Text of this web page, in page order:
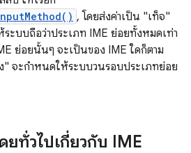
, โดยส่งค่าเป็น "เท็จ"
ะบบถือว่าประเภท IME ย่อยทั้งหมดเท่า
ย่อยนั้นๆ จะเป็นของ IME ใดก็ตาม
" จะกำหนดให้ระบบวนรอบประเภทย่อย
ยทั่วไปเกี่ยวกับ IME